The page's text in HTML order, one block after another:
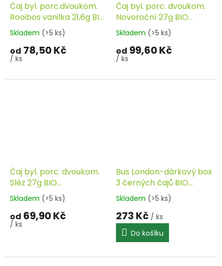
Čaj byl. porc.dvoukom.
Rooibos vanilka 21,6g BIO
SONNENTOR
Skladem (>5 ks)
od 78,50 Kč
/ ks
Čaj byl. porc. dvoukom.
Novoroční 27g BIO
SONNENTOR
Skladem (>5 ks)
od 99,60 Kč
/ ks
Čaj byl. porc. dvoukom.
Sléz 27g BIO
SONNENTOR
Skladem (>5 ks)
od 69,90 Kč
/ ks
Bus London-dárkový box
3 černých čajů BIO
SONNENTOR
Skladem (>5 ks)
273 Kč / ks
Do košíku